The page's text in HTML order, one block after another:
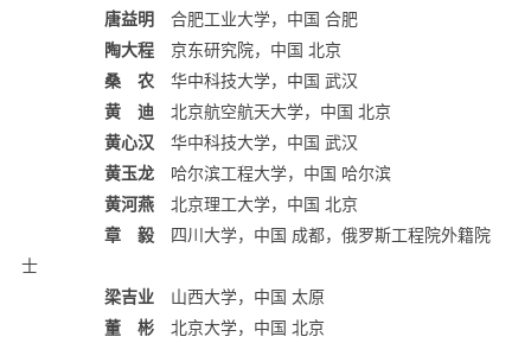
唐益明
合肥工业大学，中国 合肥
陶大程 京东研究院，中国 北京
桑 农 华中科技大学，中国 武汉
黄 迪 北京航空航天大学，中国 北京
黄心汉 华中科技大学，中国 武汉
黄玉龙 哈尔滨工程大学，中国 哈尔滨
黄河燕 北京理工大学，中国 北京
章 毅 四川大学，中国 成都，俄罗斯工程院外籍院
士
梁吉业 山西大学，中国 太原
董 彬 北京大学，中国 北京